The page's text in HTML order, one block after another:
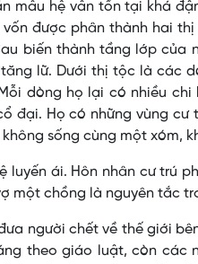
mẫu hệ vẫn tồn tại khá
được phân thành hai
biến thành tầng lớp của
lữ. Dưới thị tộc là các
dòng họ lại có nhiều chi
đại. Họ có những vùng cư
sống cùng một xóm,
luyến ái. Hôn nhân cư trú
một chồng là nguyên tắc
người chết về thế giới
theo giáo luật, còn các